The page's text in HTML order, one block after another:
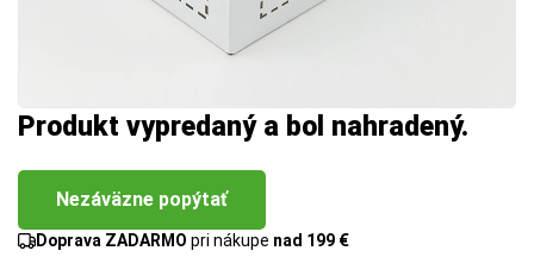
Produkt vypredaný a bol nahradený.
Nezáväzne popýtať
Doprava ZADARMO pri nákupe nad 199 €